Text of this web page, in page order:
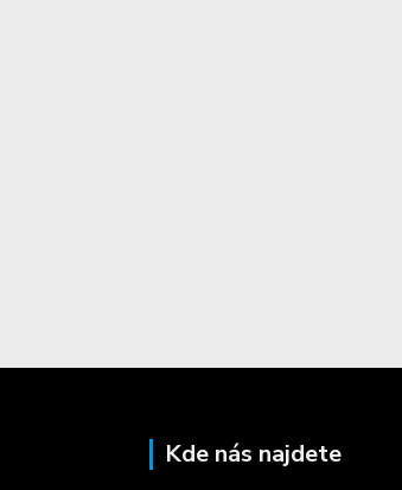
Kde nás najdete